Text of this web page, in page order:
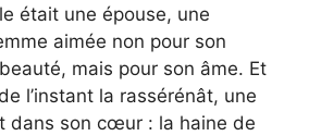
était une épouse, une
aimée non pour son
mais pour son âme. Et
l’instant la rassérénât, une
dans son cœur : la haine de